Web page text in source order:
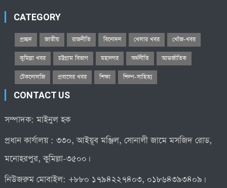
CATEGORY
প্রচ্ছদ জাতীয় রাজনীতি বিনোদন খেলার খবর খোঁজ-খবর
কুমিল্লা খবর চট্টগ্রাম বিভাগ মহানগর অর্থনীতি আন্তর্জাতিক
টেকনোলজি প্রবাসের খবর শিক্ষা শিল্প-সাহিত্য
CONTACT US
সম্পাদক: মাইনুল হক
প্রধান কার্যালয় : ৩৩০, আইয়ূব মঞ্জিল, সোনালী জামে মসজিদ রোড,
মনোহরপুর, কুমিল্লা-৩৫০০।
নিউজরুম মোবাইল: +৮৮০ ১৭৯৪২২৭৪০৩, ০১৮৬৪৩৯৩৪০৯।